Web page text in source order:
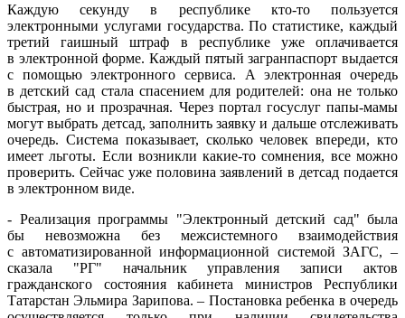
Каждую секунду в республике кто-то пользуется
электронными услугами государства. По статистике, каждый
третий гаишный штраф в республике уже оплачивается
в электронной форме. Каждый пятый загранпаспорт выдается
с помощью электронного сервиса. А электронная очередь
в детский сад стала спасением для родителей: она не только
быстрая, но и прозрачная. Через портал госуслуг папы-мамы
могут выбрать детсад, заполнить заявку и дальше отслеживать
очередь. Система показывает, сколько человек впереди, кто
имеет льготы. Если возникли какие-то сомнения, все можно
проверить. Сейчас уже половина заявлений в детсад подается
в электронном виде.
- Реализация программы "Электронный детский сад" была
бы невозможна без межсистемного взаимодействия
с автоматизированной информационной системой ЗАГС, –
сказала "РГ" начальник управления записи актов
гражданского состояния кабинета министров Республики
Татарстан Эльмира Зарипова. – Постановка ребенка в очередь